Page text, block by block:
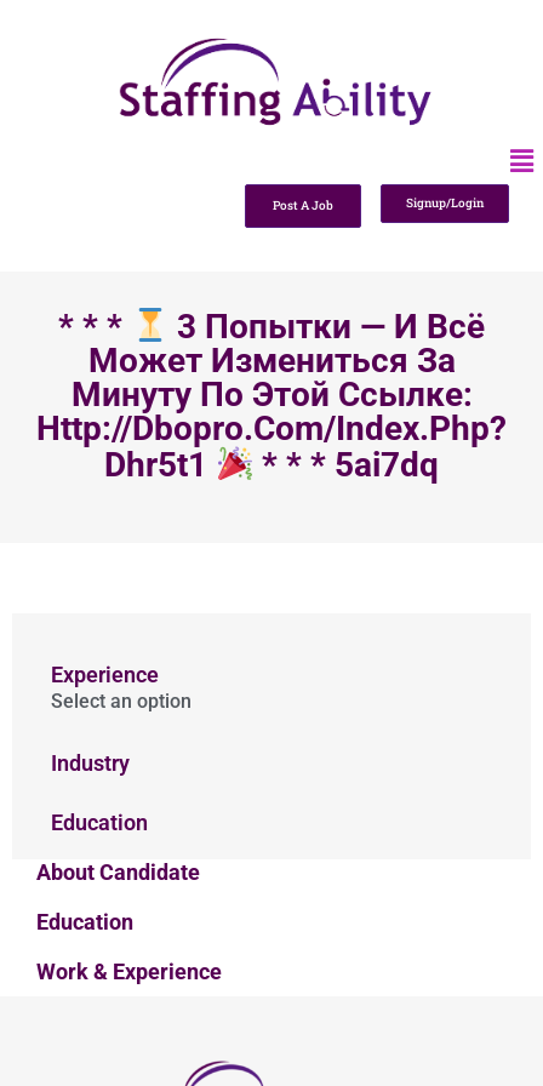
Post A Job Signup/Login
* * *
3 Попытки — И Всё
Может Измениться За
Минуту По Этой Ссылке:
Http://dbopro.com/index.php?
Dhr5t1
* * * 5ai7dq
Experience
Select an option
Industry
Education
About Candidate
Education
Work & Experience